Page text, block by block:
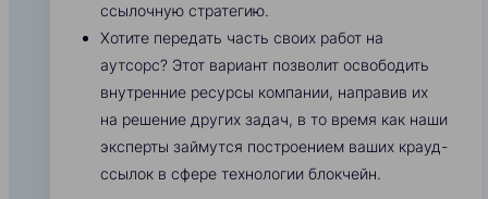
ссылочную стратегию.
Хотите передать часть своих работ на
аутсорс? Этот вариант позволит освободить
внутренние ресурсы компании, направив их
на решение других задач, в то время как наши
эксперты займутся построением ваших крауд-
ссылок в сфере технологии блокчейн.